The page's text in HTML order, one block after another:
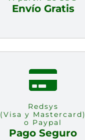
Envío Gratis
Redsys
(Visa y Mastercard)
o Paypal
Pago Seguro